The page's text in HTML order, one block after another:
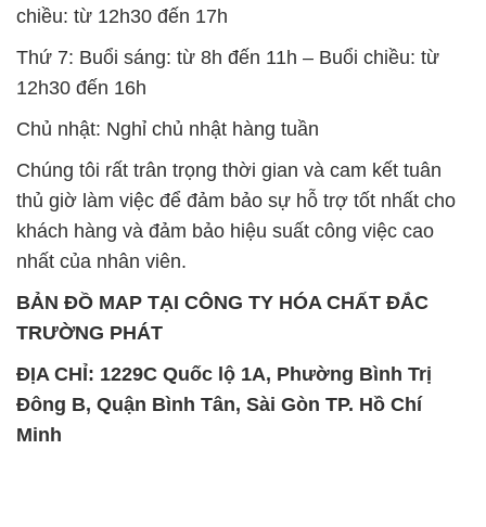
chiều: từ 12h30 đến 17h
Thứ 7: Buổi sáng: từ 8h đến 11h – Buổi chiều: từ
12h30 đến 16h
Chủ nhật: Nghỉ chủ nhật hàng tuần
Chúng tôi rất trân trọng thời gian và cam kết tuân
thủ giờ làm việc để đảm bảo sự hỗ trợ tốt nhất cho
khách hàng và đảm bảo hiệu suất công việc cao
nhất của nhân viên.
BẢN ĐỒ MAP TẠI CÔNG TY HÓA CHẤT ĐẮC
TRƯỜNG PHÁT
ĐỊA CHỈ: 1229C Quốc lộ 1A, Phường Bình Trị
Đông B, Quận Bình Tân, Sài Gòn TP. Hồ Chí
Minh